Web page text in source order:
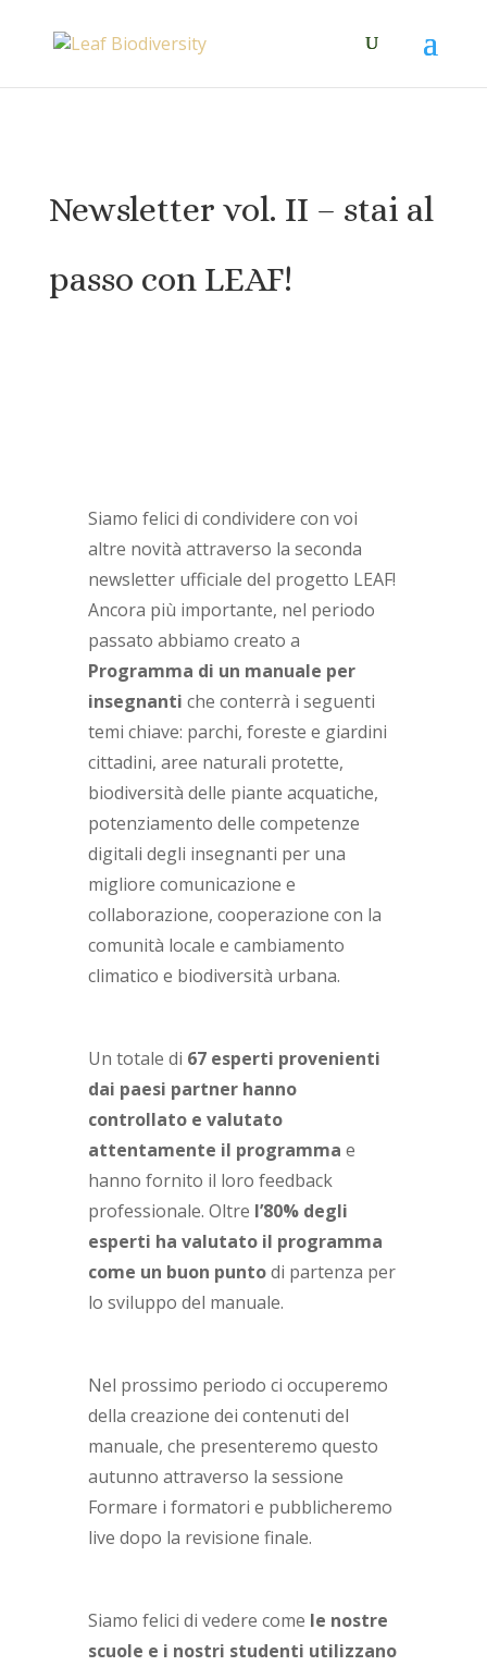
Newsletter vol. II – stai al
passo con LEAF!
Siamo felici di condividere con voi
altre novità attraverso la seconda
newsletter ufficiale del progetto LEAF!
Ancora più importante, nel periodo
passato abbiamo creato a
Programma di un manuale per
insegnanti che conterrà i seguenti
temi chiave: parchi, foreste e giardini
cittadini, aree naturali protette,
biodiversità delle piante acquatiche,
potenziamento delle competenze
digitali degli insegnanti per una
migliore comunicazione e
collaborazione, cooperazione con la
comunità locale e cambiamento
climatico e biodiversità urbana.
Un totale di 67 esperti provenienti
dai paesi partner hanno
controllato e valutato
attentamente il programma e
hanno fornito il loro feedback
professionale. Oltre l’80% degli
esperti ha valutato il programma
come un buon puntodi partenza per
lo sviluppo del manuale.
Nel prossimo periodo ci occuperemo
della creazione dei contenuti del
manuale, che presenteremo questo
autunno attraverso la sessione
Formare i formatori e pubblicheremo
live dopo la revisione finale.
Siamo felici di vedere come le nostre
scuole e i nostri studenti utilizzano